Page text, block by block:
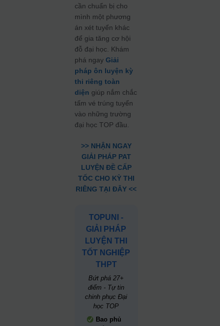
cần chuẩn bị cho
mình một phương
án xét tuyển khác
để gia tăng cơ hội
đỗ đại học. Khám
phá ngayGiải
pháp ôn luyện kỳ
thi riêng toàn
diện giúp nắm chắc
tấm vé trúng tuyển
vào những trường
đại học TOP đầu.
>> NHẬN NGAY
GIẢI PHÁP PAT
LUYỆN ĐỀ CẤP
TỐC CHO KỲ THI
RIÊNG TẠI ĐÂY <<
TOPUNI -
GIẢI PHÁP
LUYỆN THI
TỐT NGHIỆP
THPT
Bứt phá 27+
điểm - Tự tin
chinh phục Đại
học TOP
Bao phủ